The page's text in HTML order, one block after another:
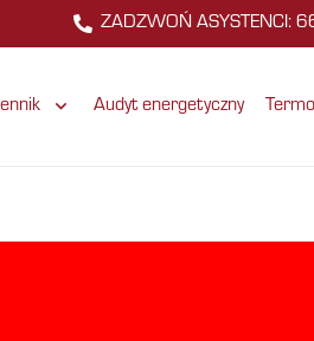
ZADZWOŃ ASYSTENCI:
Audyt energetyczny